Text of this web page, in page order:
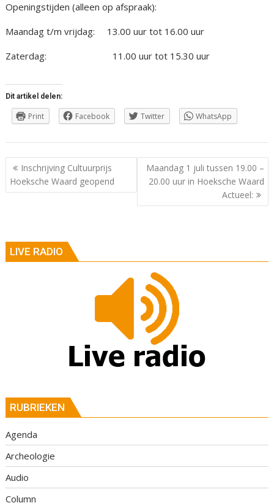
Openingstijden (alleen op afspraak):
Maandag t/m vrijdag: 13.00 uur tot 16.00 uur
Zaterdag: 11.00 uur tot 15.30 uur
Dit artikel delen:
Print Facebook Twitter WhatsApp
Berichtnavigatie
Inschrijving Cultuurprijs
Hoeksche Waard geopend
Maandag 1 juli tussen 19.00 –
20.00 uur in Hoeksche Waard
Actueel:
LIVE RADIO
RUBRIEKEN
Agenda
Archeologie
Audio
Column